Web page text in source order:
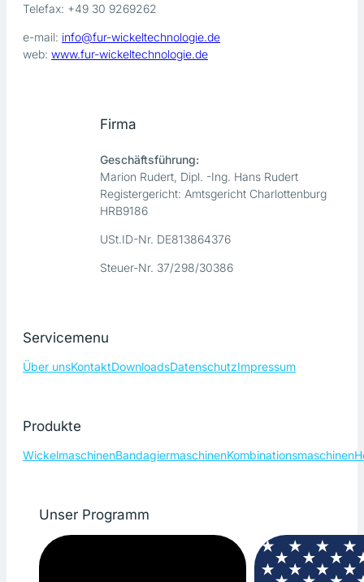
Telefax: +49 30 9269262
e-mail: info@fur-wickeltechnologie.de
web: www.fur-wickeltechnologie.de
Firma
Geschäftsführung:
Marion Rudert, Dipl. -Ing. Hans Rudert
Registergericht: Amtsgericht Charlottenburg
HRB9186
USt.ID-Nr. DE813864376
Steuer-Nr. 37/298/30386
Servicemenu
Über unsKontaktDownloadsDatenschutzImpressum
Produkte
WickelmaschinenBandagiermaschinenKombinationsmaschinen
Unser Programm